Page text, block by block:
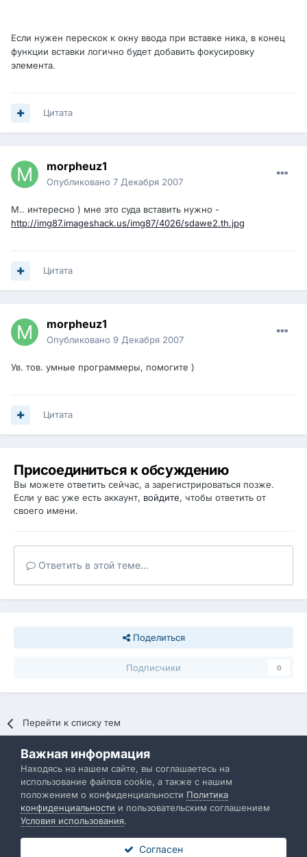
Если нужен перескок к окну ввода при вставке ника, в конец
функции вставки логично будет добавить фокусировку
элемента.
Цитата
morpheuz1
Опубликовано 7 Декабря 2007
М.. интересно ) мне это суда вставить нужно -
http://img87.imageshack.us/img87/4026/sdawe2.th.jpg
Цитата
morpheuz1
Опубликовано 9 Декабря 2007
Ув. тов. умные программеры, помогите )
Цитата
Присоединиться к обсуждению
Вы можете ответить сейчас, а зарегистрироваться позже.
Если у вас уже есть аккаунт, войдите, чтобы ответить от
своего имени.
Ответить в этой теме...
Поделиться
Подписчики 0
Перейти к списку тем
Политика конфиденциальности Обратная связь
IBResource
Powered by Invision Community
Важная информация
Находясь на нашем сайте, вы соглашаетесь на
использование файлов cookie, а также с нашим
положением о конфиденциальности Политика
конфиденциальности и пользовательским соглашением
Условия использования.
Согласен